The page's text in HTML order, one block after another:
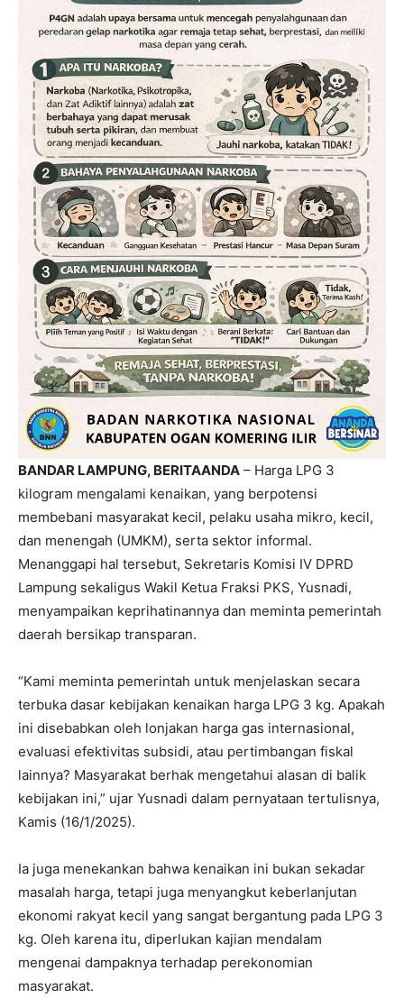
BANDAR LAMPUNG, BERITAANDA – Harga LPG 3
kilogram mengalami kenaikan, yang berpotensi
membebani masyarakat kecil, pelaku usaha mikro, kecil,
dan menengah (UMKM), serta sektor informal.
Menanggapi hal tersebut, Sekretaris Komisi IV DPRD
Lampung sekaligus Wakil Ketua Fraksi PKS, Yusnadi,
menyampaikan keprihatinannya dan meminta pemerintah
daerah bersikap transparan.
“Kami meminta pemerintah untuk menjelaskan secara
terbuka dasar kebijakan kenaikan harga LPG 3 kg. Apakah
ini disebabkan oleh lonjakan harga gas internasional,
evaluasi efektivitas subsidi, atau pertimbangan fiskal
lainnya? Masyarakat berhak mengetahui alasan di balik
kebijakan ini,” ujar Yusnadi dalam pernyataan tertulisnya,
Kamis (16/1/2025).
Ia juga menekankan bahwa kenaikan ini bukan sekadar
masalah harga, tetapi juga menyangkut keberlanjutan
ekonomi rakyat kecil yang sangat bergantung pada LPG 3
kg. Oleh karena itu, diperlukan kajian mendalam
mengenai dampaknya terhadap perekonomian
masyarakat.